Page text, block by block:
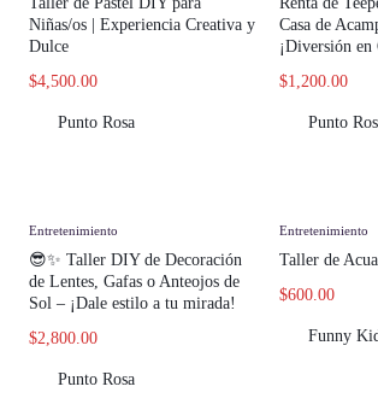
Niñas/os | Experiencia Creativa y
Dulce
$4,500.00
Punto Rosa
Casa de
¡Diversión en
$1,200.00
Punto
Entretenimiento
😎✨ Taller DIY de Decoración
de Lentes, Gafas o Anteojos de
Sol – ¡Dale estilo a tu mirada!
$2,800.00
Punto Rosa
Entretenimiento
Taller de
$600.00
Funny